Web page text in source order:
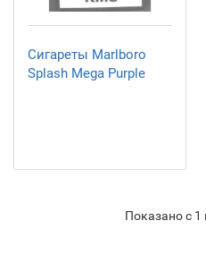
Сигареты Marlboro
Splash Mega Purple
Показано с 1